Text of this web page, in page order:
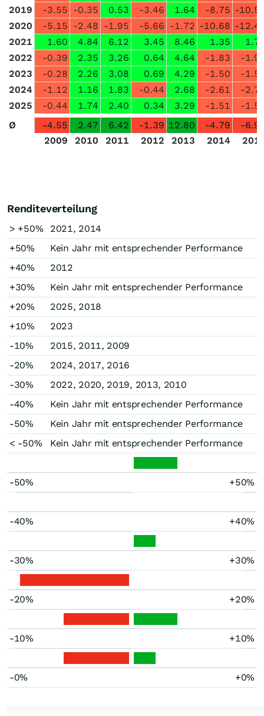
2019
-3.55 -0.35 0.53 -3.46 1.64 -8.75 -
2020
-5.15 -2.48 -1.95 -5.66 -1.72 -10.68 -
2021
1.60 4.84 6.12 3.45 8.46 1.35
2022
-0.39 2.35 3.26 0.64 4.64 -1.83
-
2023
-0.28 2.26 3.08 0.69 4.29 -1.50
-
2024
-1.12 1.16 1.83 -0.44 2.68 -2.61
-
2025
-0.44 1.74 2.40 0.34 3.29 -1.51
-
Ø
-4.55 2.47 6.42 -1.39 12.80 -4.79
-
2009
2010 2011 2012 2013 2014
Renditeverteilung
> +50%
2021, 2014
+50%
Kein Jahr mit entsprechender Performance
+40%
2012
+30%
Kein Jahr mit entsprechender Performance
+20%
2025, 2018
+10%
2023
-10%
2015, 2011, 2009
-20%
2024, 2017, 2016
-30%
2022, 2020, 2019, 2013, 2010
-40%
Kein Jahr mit entsprechender Performance
-50%
Kein Jahr mit entsprechender Performance
< -50%
Kein Jahr mit entsprechender Performance
-50% +50%
-40% +40%
-30% +30%
-20% +20%
-10% +10%
-0% +0%